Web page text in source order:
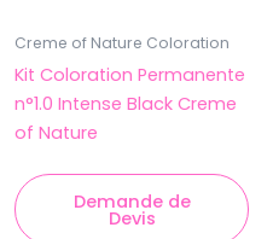
Creme of Nature Coloration
Kit Coloration Permanente
n°1.0 Intense Black Creme
of Nature
Demande de
Devis